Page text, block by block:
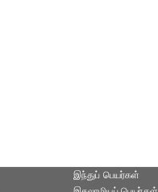
இந்துப் பெயர்கள்